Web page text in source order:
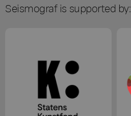
Seismograf is supported by: